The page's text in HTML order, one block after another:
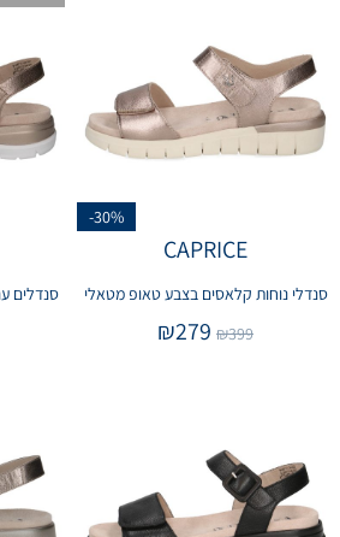
-30%
CAPRICE
סנדלי נוחות קלאסים בצבע טאופ מטאלי
₪399
₪279
סנדלים